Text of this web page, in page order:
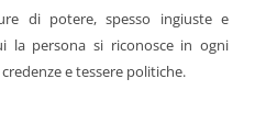
di potere, spesso ingiuste e
la persona si riconosce in ogni
e tessere politiche.